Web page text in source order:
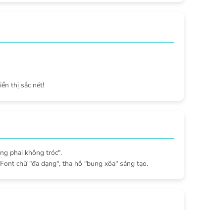
thị sắc nét!
phai không tróc".
chữ "đa dạng", tha hồ "bung xõa" sáng tạo.